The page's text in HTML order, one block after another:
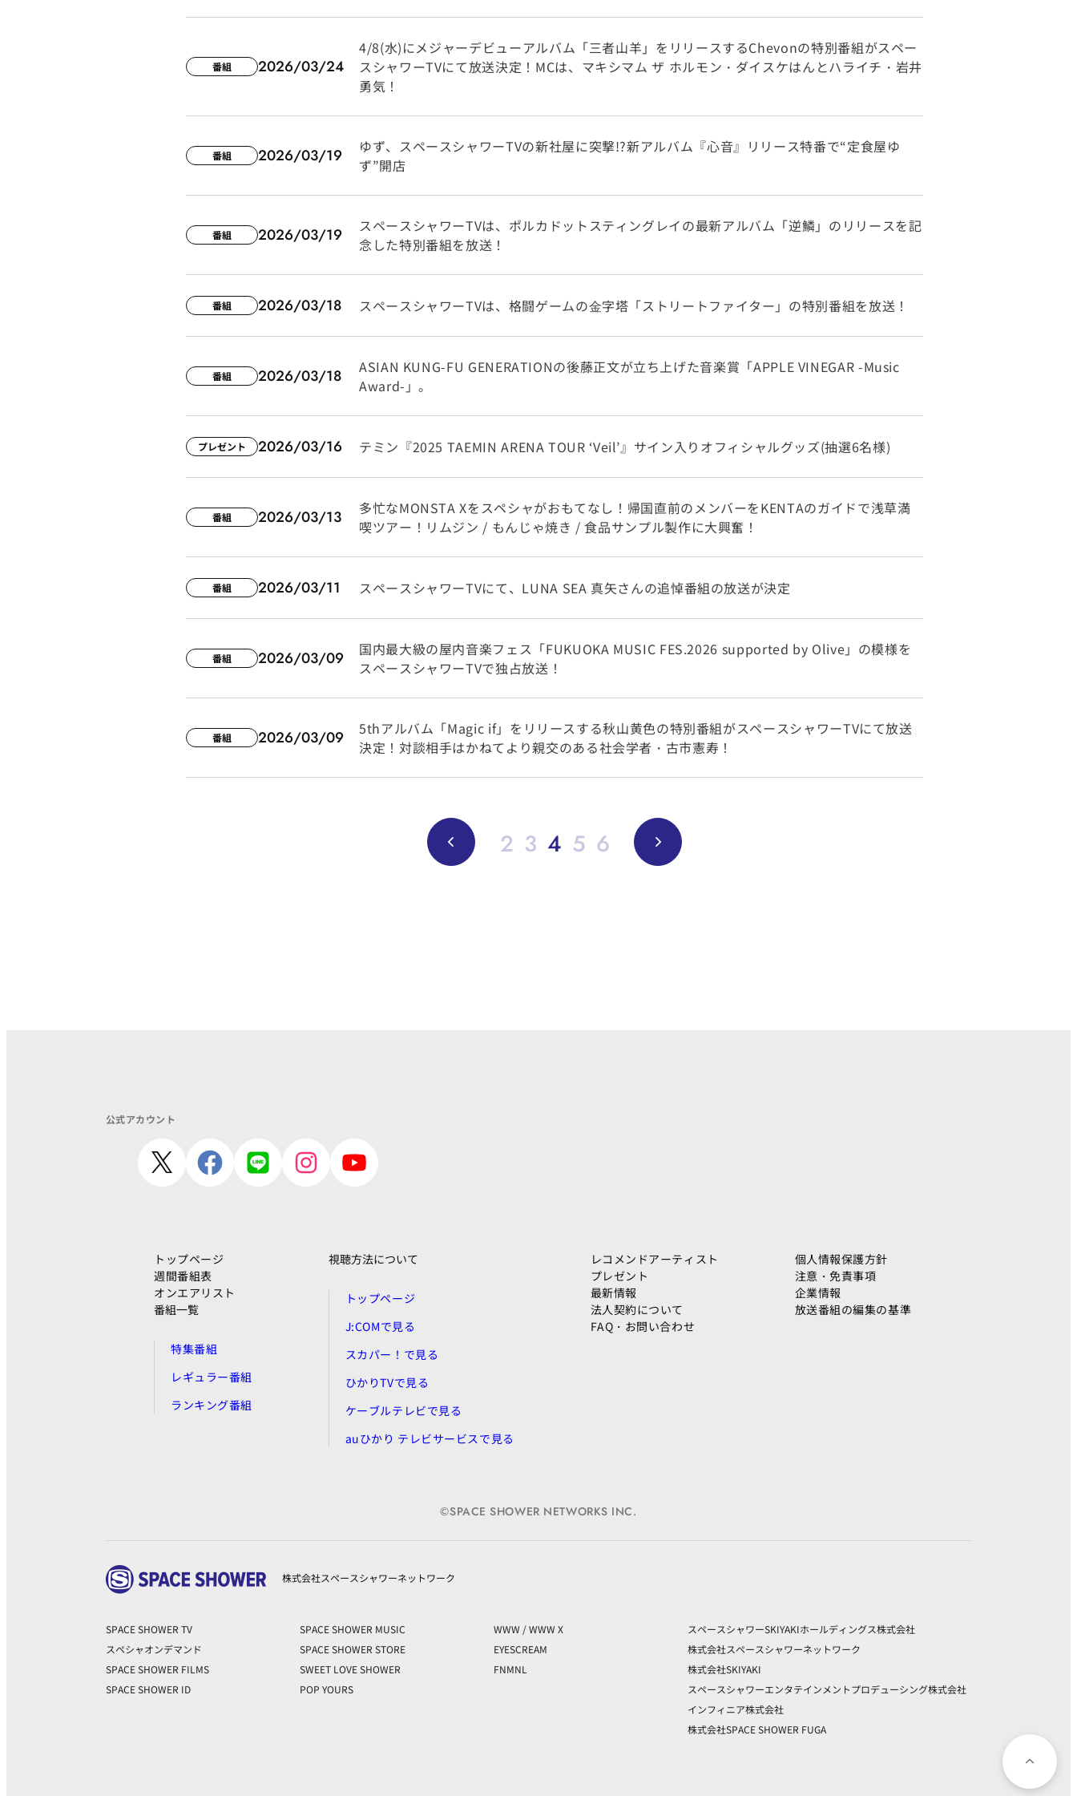
番組 2026/03/24
4/8(水)にメジャーデビューアルバム「三者山羊」をリリースするChevonの特別番組がスペー
スシャワーTVにて放送決定！MCは、マキシマム ザ ホルモン・ダイスケはんとハライチ・岩井
勇気！
番組 2026/03/19
ゆず、スペースシャワーTVの新社屋に突撃!?新アルバム『心音』リリース特番で“定食屋ゆ
ず”開店
番組 2026/03/19
スペースシャワーTVは、ポルカドットスティングレイの最新アルバム「逆鱗」のリリースを記
念した特別番組を放送！
番組 2026/03/18 スペースシャワーTVは、格闘ゲームの⾦字塔「ストリートファイター」の特別番組を放送！
番組 2026/03/18
ASIAN KUNG-FU GENERATIONの後藤正文が立ち上げた音楽賞「APPLE VINEGAR -Music
Award-」。
プレゼント 2026/03/16 テミン『2025 TAEMIN ARENA TOUR ‘Veil’』サイン入りオフィシャルグッズ(抽選6名様)
番組 2026/03/13
多忙なMONSTA Xをスペシャがおもてなし！帰国直前のメンバーをKENTAのガイドで浅草満
喫ツアー！リムジン / もんじゃ焼き / 食品サンプル製作に大興奮！
番組 2026/03/11 スペースシャワーTVにて、LUNA SEA 真矢さんの追悼番組の放送が決定
番組 2026/03/09
国内最大級の屋内音楽フェス「FUKUOKA MUSIC FES.2026 supported by Olive」の模様を
スペースシャワーTVで独占放送！
番組 2026/03/09
5thアルバム「Magic if」をリリースする秋山黄色の特別番組がスペースシャワーTVにて放送
決定！対談相手はかねてより親交のある社会学者・古市憲寿！
2 3 4 5 6
公式アカウント
トップページ
週間番組表
オンエアリスト
番組一覧
特集番組
レギュラー番組
ランキング番組
視聴方法について
トップページ
J:COMで見る
スカパー！で見る
ひかりTVで見る
ケーブルテレビで見る
auひかり テレビサービスで見る
レコメンドアーティスト
プレゼント
最新情報
法人契約について
FAQ・お問い合わせ
個人情報保護方針
注意・免責事項
企業情報
放送番組の編集の基準
©SPACE SHOWER NETWORKS INC.
株式会社スペースシャワーネットワーク
SPACE SHOWER TV SPACE SHOWER MUSIC WWW / WWW X
スペースシャワーSKIYAKIホールディングス株式会社
スペシャオンデマンド
SPACE SHOWER STORE EYESCREAM
株式会社スペースシャワーネットワーク
SPACE SHOWER FILMS
SWEET LOVE SHOWER FNMNL
株式会社SKIYAKI
SPACE SHOWER ID
POP YOURS
スペースシャワーエンタテインメントプロデューシング株式会社
インフィニア株式会社
株式会社SPACE SHOWER FUGA